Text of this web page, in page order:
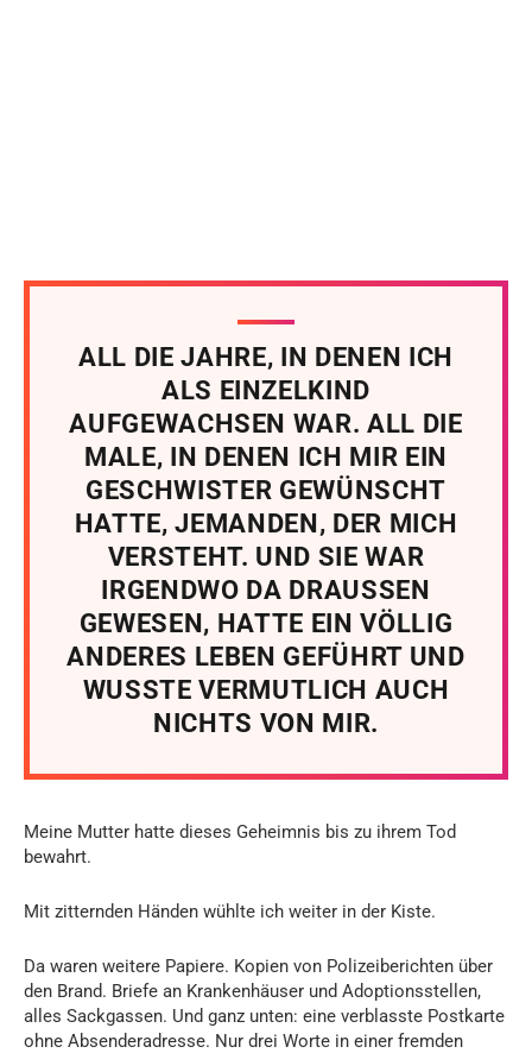
ALL DIE JAHRE, IN DENEN ICH
ALS EINZELKIND
AUFGEWACHSEN WAR. ALL DIE
MALE, IN DENEN ICH MIR EIN
GESCHWISTER GEWÜNSCHT
HATTE, JEMANDEN, DER MICH
VERSTEHT. UND SIE WAR
IRGENDWO DA DRAUSSEN
GEWESEN, HATTE EIN VÖLLIG
ANDERES LEBEN GEFÜHRT UND
WUSSTE VERMUTLICH AUCH
NICHTS VON MIR.
Meine Mutter hatte dieses Geheimnis bis zu ihrem Tod
bewahrt.
Mit zitternden Händen wühlte ich weiter in der Kiste.
Da waren weitere Papiere. Kopien von Polizeiberichten über
den Brand. Briefe an Krankenhäuser und Adoptionsstellen,
alles Sackgassen. Und ganz unten: eine verblasste Postkarte
ohne Absenderadresse. Nur drei Worte in einer fremden